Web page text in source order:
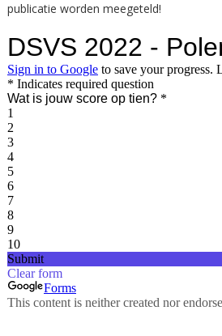
publicatie worden meegeteld!